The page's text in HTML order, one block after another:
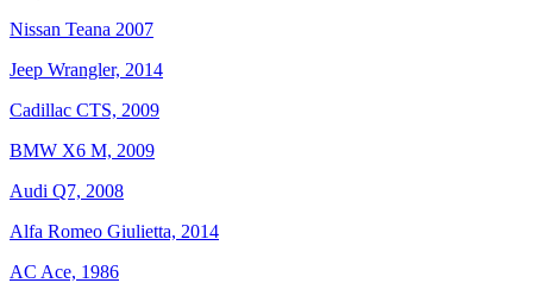
Nissan Teana 2007
Jeep Wrangler, 2014
Cadillac CTS, 2009
BMW X6 M, 2009
Audi Q7, 2008
Alfa Romeo Giulietta, 2014
AC Ace, 1986